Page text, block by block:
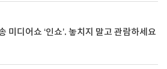
미디어쇼 ‘인쇼’. 놓치지 말고 관람하세요